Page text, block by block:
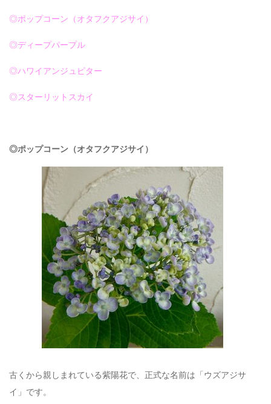
◎ポップコーン（オタフクアジサイ）
◎ディープパープル
◎ハワイアンジュピター
◎スターリットスカイ
◎ポップコーン（オタフクアジサイ）
古くから親しまれている紫陽花で、正式な名前は「ウズアジサ
イ」です。